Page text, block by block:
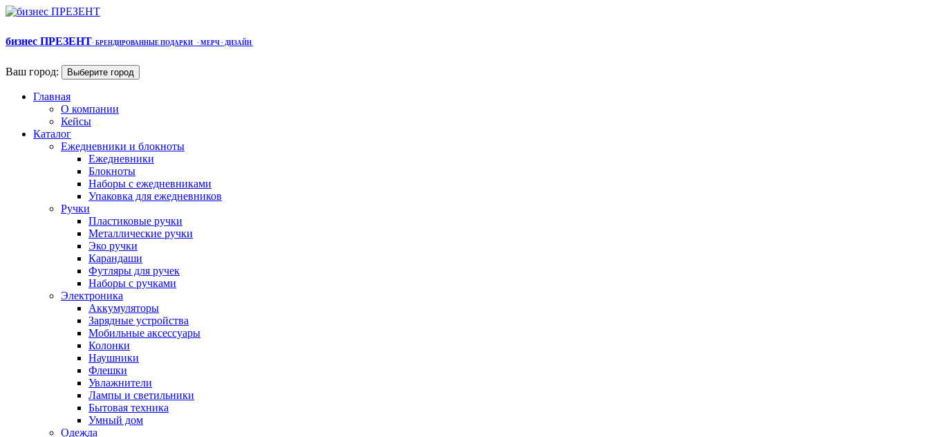
бизнес ПРЕЗЕНТ· БРЕНДИРОВАННЫЕ ПОДАРКИ · МЕРЧ · ДИЗАЙН
Ваш город: Выберите город
Главная
О компании
Кейсы
Каталог
Ежедневники и блокноты
Ежедневники
Блокноты
Наборы с ежедневниками
Упаковка для ежедневников
Ручки
Пластиковые ручки
Металлические ручки
Эко ручки
Карандаши
Футляры для ручек
Наборы с ручками
Электроника
Аккумуляторы
Зарядные устройства
Мобильные аксессуары
Колонки
Наушники
Флешки
Увлажнители
Лампы и светильники
Бытовая техника
Умный дом
Одежда